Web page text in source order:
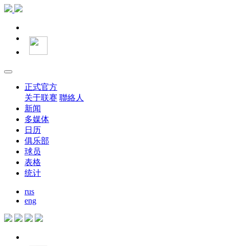
正式官方
关于联赛 聯絡人
新闻
多媒体
日历
俱乐部
球员
表格
统计
rus
eng